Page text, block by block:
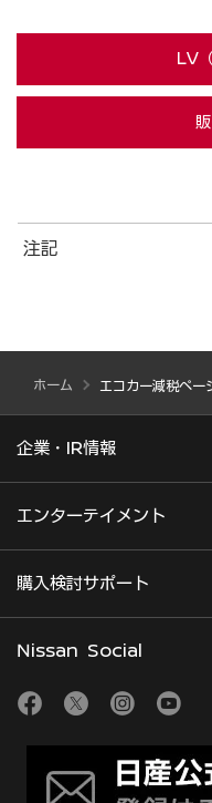
LV
注記
ホーム エコカー減税ペー
企業・IR情報
エンターテイメント
購入検討サポート
Nissan Social